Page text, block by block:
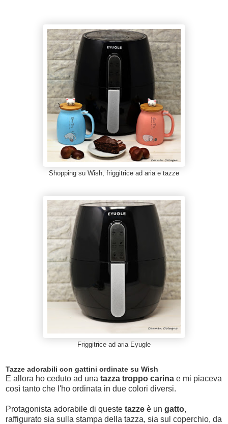
Shopping su Wish, friggitrice ad aria e tazze
Friggitrice ad aria Eyugle
Tazze adorabili con gattini ordinate su Wish
E allora ho ceduto ad una tazza troppo carina e mi piaceva
così tanto che l'ho ordinata in due colori diversi.
Protagonista adorabile di queste tazze è un gatto,
raffigurato sia sulla stampa della tazza, sia sul coperchio, da